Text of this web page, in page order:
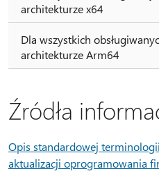
architekturze x64
Dla wszystkich
architekturze Arm64
Źródła
Opis standardowej
aktualizacji oprogramowania